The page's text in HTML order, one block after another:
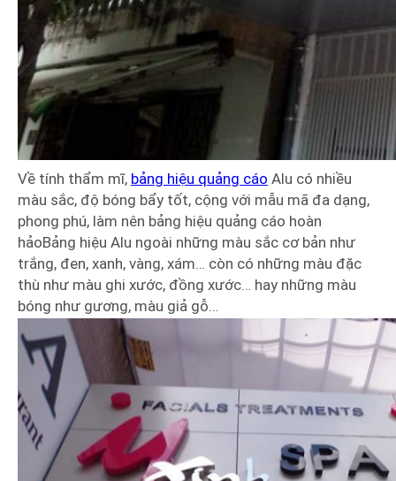
Về tính thẩm mĩ, bảng hiệu quảng cáo Alu có nhiều
màu sắc, độ bóng bẩy tốt, cộng với mẫu mã đa dạng,
phong phú, làm nên bảng hiệu quảng cáo hoàn
hảoBảng hiệu Alu ngoài những màu sắc cơ bản như
trắng, đen, xanh, vàng, xám… còn có những màu đặc
thù như màu ghi xước, đồng xước… hay những màu
bóng như gương, màu giả gỗ…